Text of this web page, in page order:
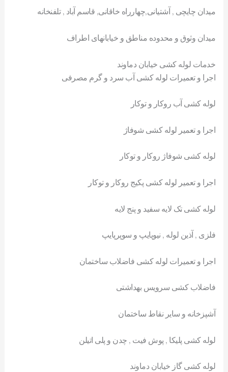
میدان چایچی , آشتیانی,چهارراه خاقانی, قاسم آباد , تلفنخانه
میدان وثوق و محدوده مناطق و خیابانهای اطراف
خدمات لوله کشی خیابان دماوند
اجرا و تعمیرات لوله کشی آب سرد و گرم مصرفی
لوله کشی آب روکار و توکار
اجرا و تعمیر لوله کشی شوفاژ
لوله کشی شوفاژ روکار و توکار
اجرا و تعمیر لوله کشی پکیج روکار و توکار
لوله کشی تک لایه سفید و پنج لایه
فلزی , آذین لوله , نیوپایپ و سوپرپایپ
اجرا و تعمیرات لوله کشی فاضلاب ساختمان
فاضلاب کشی سرویس بهداشتی
آشپزخانه و سایر نقاط ساختمان
لوله کشی پلیکا , پوش فیت , چدن و پلی اتیلن
لوله کشی گاز خیابان دماوند